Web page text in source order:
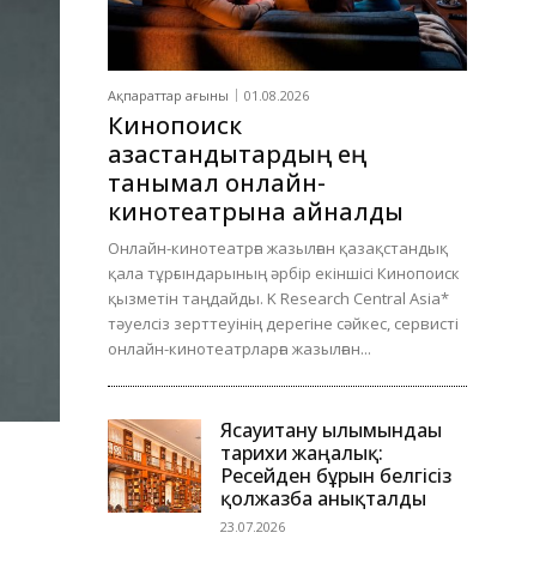
Ақпараттар ағыны 01.08.2026
Кинопоиск
қазақстандықтардың ең
танымал онлайн-
кинотеатрына айналды
Онлайн-кинотеатрға жазылған қазақстандық
қала тұрғындарының әрбір екіншісі Кинопоиск
қызметін таңдайды. K Research Central Asia*
тәуелсіз зерттеуінің дерегіне сәйкес, сервисті
онлайн-кинотеатрларға жазылған...
Ясауитану ғылымындағы
тарихи жаңалық:
Ресейден бұрын белгісіз
қолжазба анықталды
23.07.2026